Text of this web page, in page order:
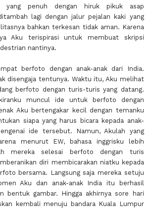
yang penuh dengan hiruk pikuk asap
lagi dengan jalur pejalan kaki yang
bahkan terkesan tidak aman. Karena
Aku terispirasi untuk membuat skripsi
nantinya.
berfoto dengan anak-anak dari India.
disengaja tentunya. Waktu itu, Aku melihat
berfoto dengan turis-turis yang datang.
muncul ide untuk berfoto dengan
Aku bertengakar kecil dengan temanku
siapa yang harus bicara kepada anak-
ide tersebut. Namun, Akulah yang
menurut EW, bahasa inggrisku lebih
mereka selesai berfoto dengan turis
diri membicarakan niatku kepada
bersama. Langsung saja mereka setuju
Aku dan anak-anak India itu berhasil
bentuk gambar. Hingga akhirnya sore hari
kembali menuju bandara Kuala Lumpur